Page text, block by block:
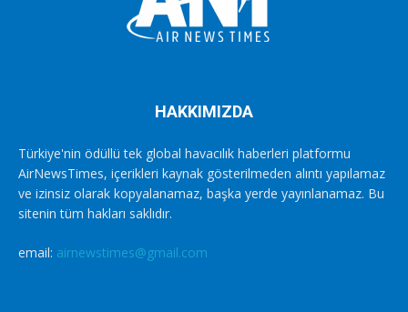
HAKKIMIZDA
Türkiye'nin ödüllü tek global havacılık haberleri platformu
AirNewsTimes, içerikleri kaynak gösterilmeden alıntı yapılamaz
ve izinsiz olarak kopyalanamaz, başka yerde yayınlanamaz. Bu
sitenin tüm hakları saklıdır.
email: airnewstimes@gmail.com